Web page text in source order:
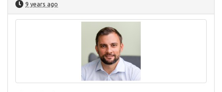
9 years ago